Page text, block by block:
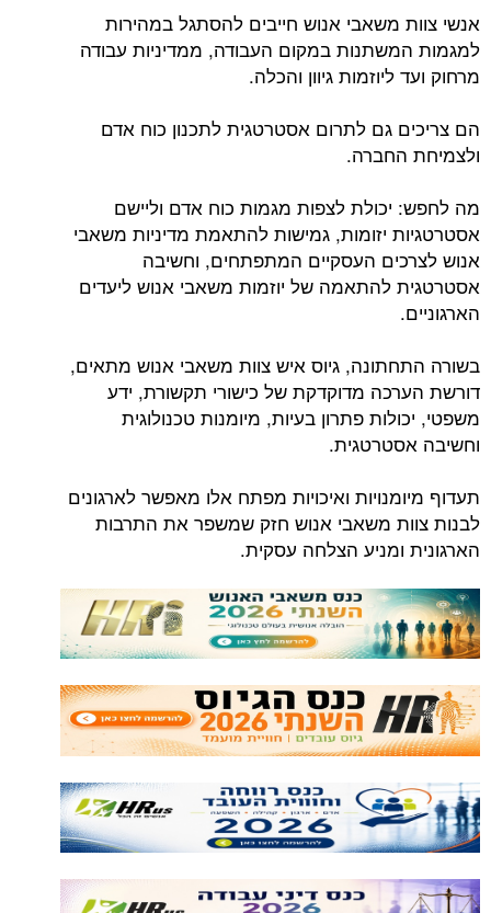
אנשי צוות משאבי אנוש חייבים להסתגל במהירות
למגמות המשתנות במקום העבודה, ממדיניות עבודה
מרחוק ועד ליוזמות גיוון והכלה.
הם צריכים גם לתרום אסטרטגית לתכנון כוח אדם
ולצמיחת החברה.
מה לחפש: יכולת לצפות מגמות כוח אדם וליישם
אסטרטגיות יזומות, גמישות להתאמת מדיניות משאבי
אנוש לצרכים העסקיים המתפתחים, וחשיבה
אסטרטגית להתאמה של יוזמות משאבי אנוש ליעדים
הארגוניים.
בשורה התחתונה, גיוס איש צוות משאבי אנוש מתאים,
דורשת הערכה מדוקדקת של כישורי תקשורת, ידע
משפטי, יכולות פתרון בעיות, מיומנות טכנולוגית
וחשיבה אסטרטגית.
תעדוף מיומנויות ואיכויות מפתח אלו מאפשר לארגונים
לבנות צוות משאבי אנוש חזק שמשפר את התרבות
הארגונית ומניע הצלחה עסקית.